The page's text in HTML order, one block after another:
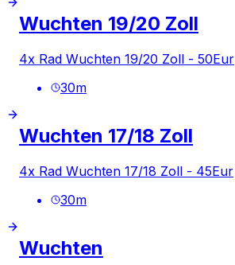
Wuchten 19/20 Zoll
4x Rad Wuchten 19/20 Zoll - 50Eur
30m
Wuchten 17/18 Zoll
4x Rad Wuchten 17/18 Zoll - 45Eur
30m
Wuchten